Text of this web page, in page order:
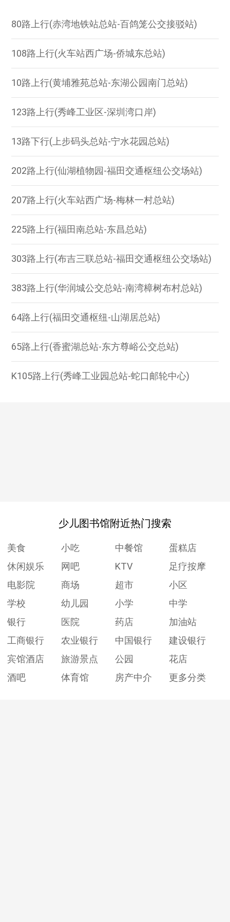
80路上行(赤湾地铁站总站-百鸽笼公交接驳站)
108路上行(火车站西广场-侨城东总站)
10路上行(黄埔雅苑总站-东湖公园南门总站)
123路上行(秀峰工业区-深圳湾口岸)
13路下行(上步码头总站-宁水花园总站)
202路上行(仙湖植物园-福田交通枢纽公交场站)
207路上行(火车站西广场-梅林一村总站)
225路上行(福田南总站-东昌总站)
303路上行(布吉三联总站-福田交通枢纽公交场站)
383路上行(华润城公交总站-南湾樟树布村总站)
64路上行(福田交通枢纽-山湖居总站)
65路上行(香蜜湖总站-东方尊峪公交总站)
K105路上行(秀峰工业园总站-蛇口邮轮中心)
少儿图书馆附近热门搜索
美食 小吃 中餐馆
蛋糕店
休闲娱乐
网吧 KTV
足疗按摩
电影院
商场 超市
小区
学校
幼儿园 小学
中学
银行
医院 药店
加油站
工商银行
农业银行 中国银行
建设银行
宾馆酒店
旅游景点 公园
花店
酒吧
体育馆 房产中介 更多分类